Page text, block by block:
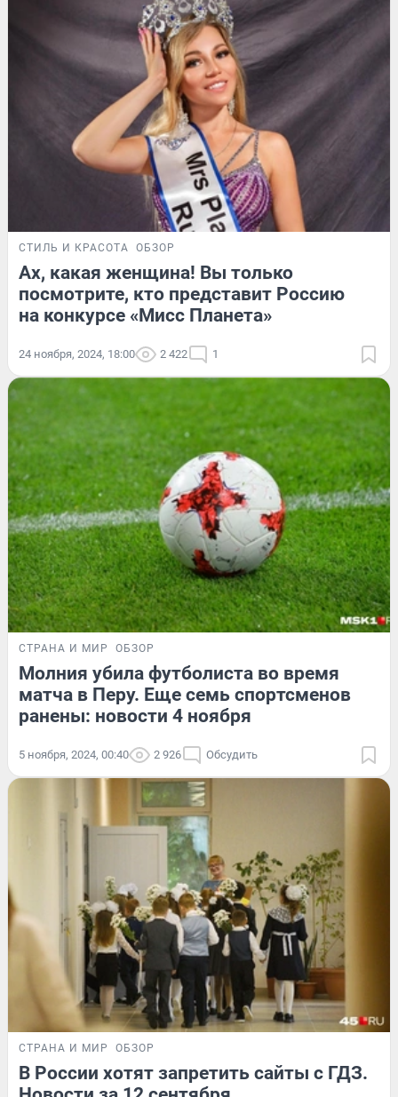
СТИЛЬ И КРАСОТА ОБЗОР
Ах, какая женщина! Вы только
посмотрите, кто представит Россию
на конкурсе «Мисс Планета»
24 ноября, 2024, 18:00 2 422 1
СТРАНА И МИР ОБЗОР
Молния убила футболиста во время
матча в Перу. Еще семь спортсменов
ранены: новости 4 ноября
5 ноября, 2024, 00:40 2 926 Обсудить
СТРАНА И МИР ОБЗОР
В России хотят запретить сайты с ГДЗ.